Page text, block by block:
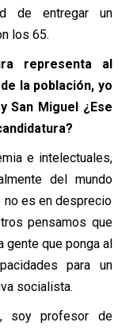
de entregar un
los 65.
representa al
la población, yo
San Miguel ¿Ese
e intelectuales,
del mundo
no es en desprecio
pensamos que
gente que ponga al
para un
socialista.
soy profesor de